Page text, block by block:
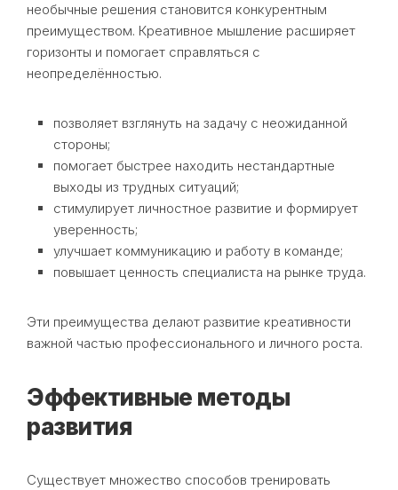
необычные решения становится конкурентным
преимуществом. Креативное мышление расширяет
горизонты и помогает справляться с
неопределённостью.
позволяет взглянуть на задачу с неожиданной
стороны;
помогает быстрее находить нестандартные
выходы из трудных ситуаций;
стимулирует личностное развитие и формирует
уверенность;
улучшает коммуникацию и работу в команде;
повышает ценность специалиста на рынке труда.
Эти преимущества делают развитие креативности
важной частью профессионального и личного роста.
Эффективные методы
развития
Существует множество способов тренировать